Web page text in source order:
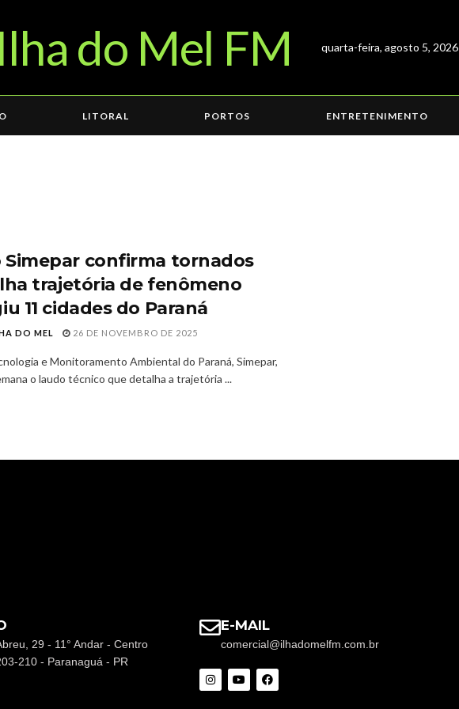
quarta-feira, agosto 5, 2026
LITORAL PORTOS ENTRETENIMENTO
Simepar confirma tornados
trajetória de fenômeno
11 cidades do Paraná
DO MEL 26 DE NOVEMBRO DE 2025
e Monitoramento Ambiental do Paraná, Simepar,
o laudo técnico que detalha a trajetória ...
29 - 11° Andar - Centro
210 - Paranaguá - PR
E-MAIL
comercial@ilhadomelfm.com.br